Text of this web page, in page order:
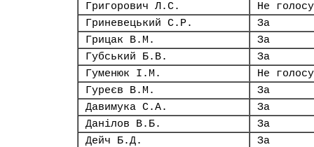
Григорович Л.С.
Не
Гриневецький С.Р.
За
Грицак В.М.
За
Губський Б.В.
За
Гуменюк І.М.
Не
Гуреєв В.М.
За
Давимука С.А.
За
Данілов В.Б.
За
Дейч Б.Д.
За